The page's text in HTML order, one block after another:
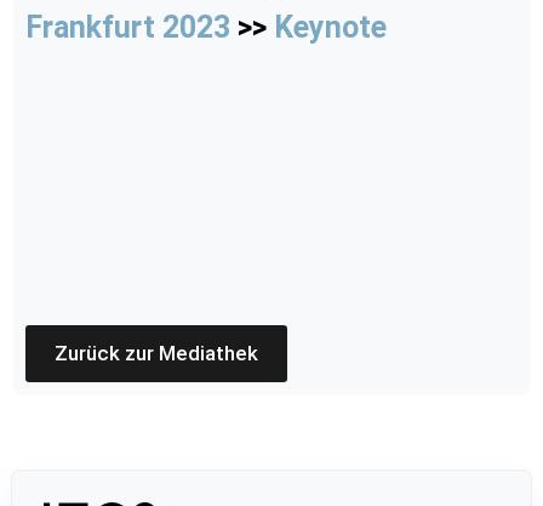
Frankfurt 2023 >> Keynote
Zurück zur Mediathek